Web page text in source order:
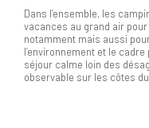
Dans l’ensemble, les
vacances au grand air
notamment mais aussi
l’environnement et le
séjour calme loin des
observable sur les côtes